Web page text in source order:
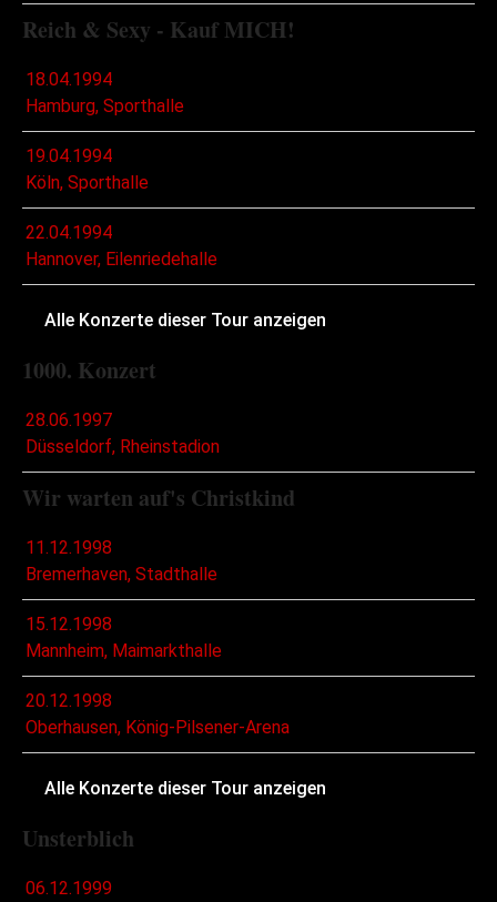
Reich & Sexy - Kauf MICH!
18.04.1994
Hamburg, Sporthalle
19.04.1994
Köln, Sporthalle
22.04.1994
Hannover, Eilenriedehalle
Alle Konzerte dieser Tour anzeigen
1000. Konzert
28.06.1997
Düsseldorf, Rheinstadion
Wir warten auf's Christkind
11.12.1998
Bremerhaven, Stadthalle
15.12.1998
Mannheim, Maimarkthalle
20.12.1998
Oberhausen, König-Pilsener-Arena
Alle Konzerte dieser Tour anzeigen
Unsterblich
06.12.1999